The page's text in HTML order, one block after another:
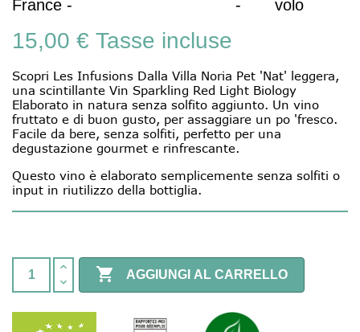
France -
-
volo
15,00 € Tasse incluse
Scopri Les Infusions Dalla Villa Noria Pet 'Nat' leggera,
una scintillante Vin Sparkling Red Light Biology
Elaborato in natura senza solfito aggiunto. Un vino
fruttato e di buon gusto, per assaggiare un po 'fresco.
Facile da bere, senza solfiti, perfetto per una
degustazione gourmet e rinfrescante.
Questo vino è elaborato semplicemente senza solfiti o
input in riutilizzo della bottiglia.
 AGGIUNGI AL CARRELLO